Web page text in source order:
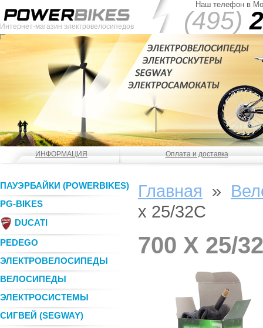
Интернет-магазин электровелосипедов
Наш телефон в
(495)
ИНФОРМАЦИЯ Оплата и доставка
ПАУЭРБАЙКИ (POWERBIKES)
PG-BIKES
DUCATI
PEDEGO
ЭЛЕКТРОВЕЛОСИПЕДЫ
ВЕЛОСИПЕДЫ
ЭЛЕКТРОСИСТЕМЫ
СИГВЕЙ (SEGWAY)
Главная »
x 25/32C
700 X 25/